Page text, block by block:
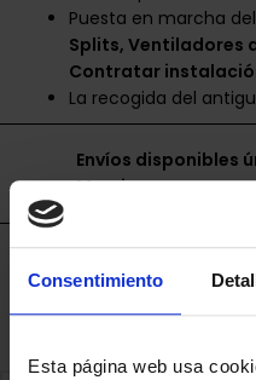
Consentimiento
Esta página web usa
Puesta en marcha
Splits, Ventiladores
Contratar
La recogida del
Envíos disponibles
Murcia.